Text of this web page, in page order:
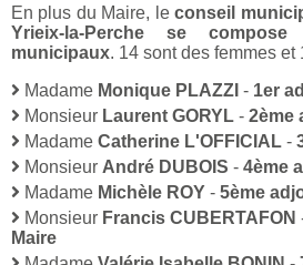
En plus du Maire, leconseil
Yrieix-la-Perche se
municipaux. 14 sont des femmes et
Madame Monique PLAZZI - 1er
Monsieur Laurent GORYL - 2ème
Madame Catherine L'OFFICIAL -
Monsieur André DUBOIS - 4ème
Madame Michèle ROY - 5ème
Monsieur Francis CUBERTAFON
Maire